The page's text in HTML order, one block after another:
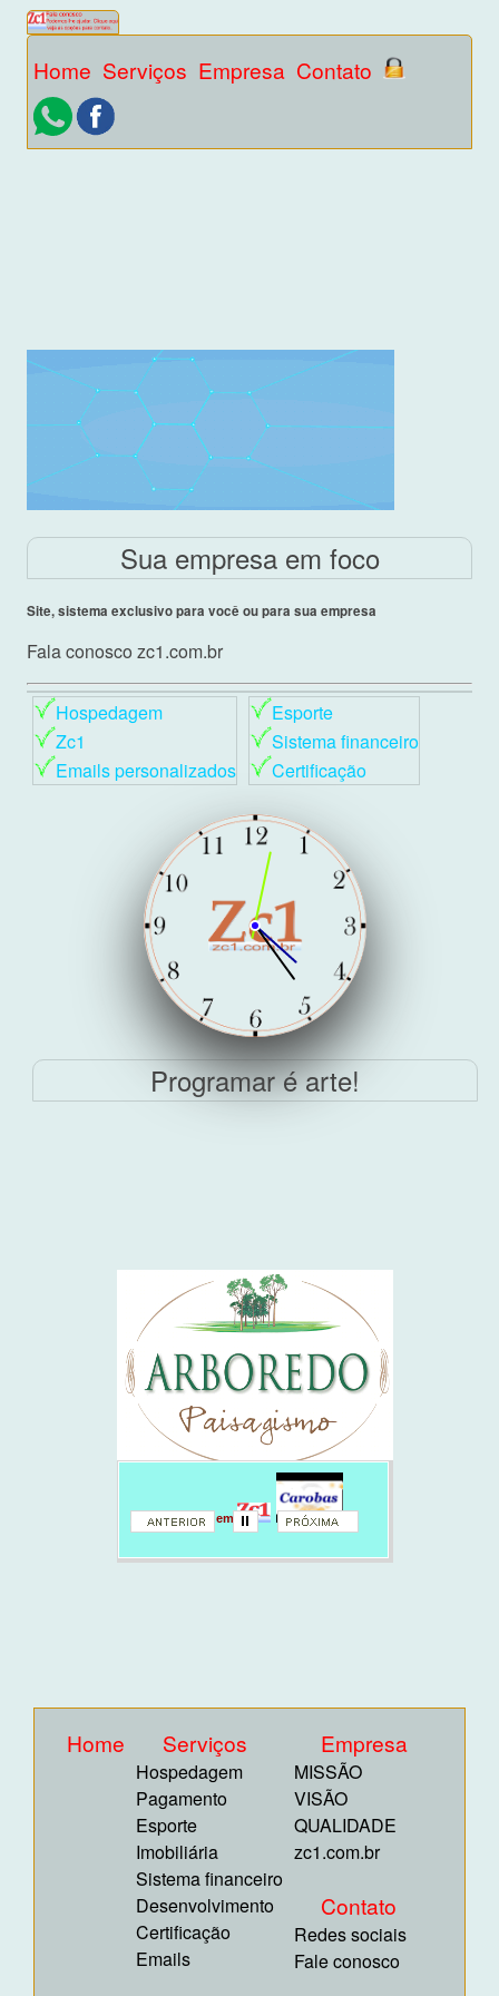
Home Serviços Empresa Contato
Sua empresa em foco
Site, sistema exclusivo para você ou para sua empresa
Fala conosco zc1.com.br
Hospedagem
Zc1
Emails personalizados
Esporte
Sistema financeiro
Certificação
Programar é arte!
Jardinagem
Home Serviços
Hospedagem
Pagamento
Esporte
Imobiliária
Sistema financeiro
Desenvolvimento
Certificação
Emails
Empresa
MISSÃO
VISÃO
QUALIDADE
zc1.com.br
Contato
Redes sociais
Fale conosco